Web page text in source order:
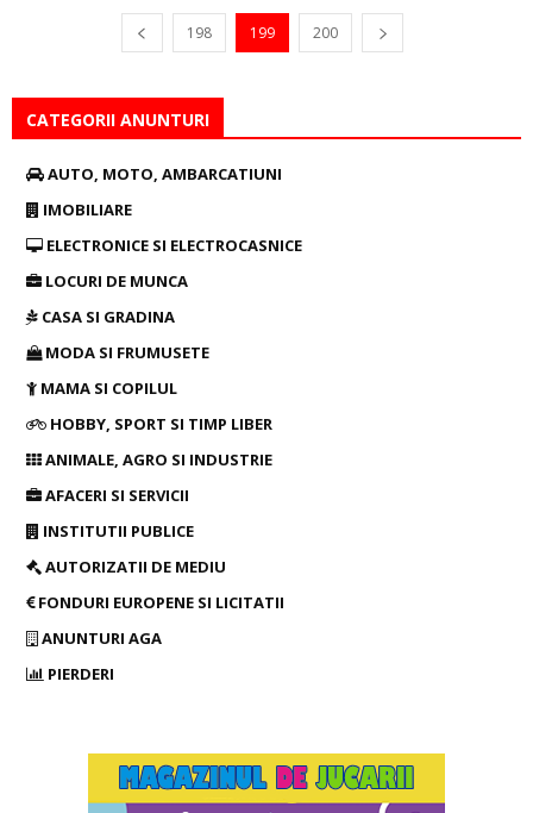
198 199 200
CATEGORII ANUNTURI
AUTO, MOTO, AMBARCATIUNI
IMOBILIARE
ELECTRONICE SI ELECTROCASNICE
LOCURI DE MUNCA
CASA SI GRADINA
MODA SI FRUMUSETE
MAMA SI COPILUL
HOBBY, SPORT SI TIMP LIBER
ANIMALE, AGRO SI INDUSTRIE
AFACERI SI SERVICII
INSTITUTII PUBLICE
AUTORIZATII DE MEDIU
FONDURI EUROPENE SI LICITATII
ANUNTURI AGA
PIERDERI